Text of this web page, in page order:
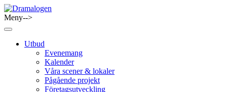
Skip
to
content
Meny-->
Utbud
Evenemang
Kalender
Våra scener & lokaler
Pågående projekt
Företagsutveckling